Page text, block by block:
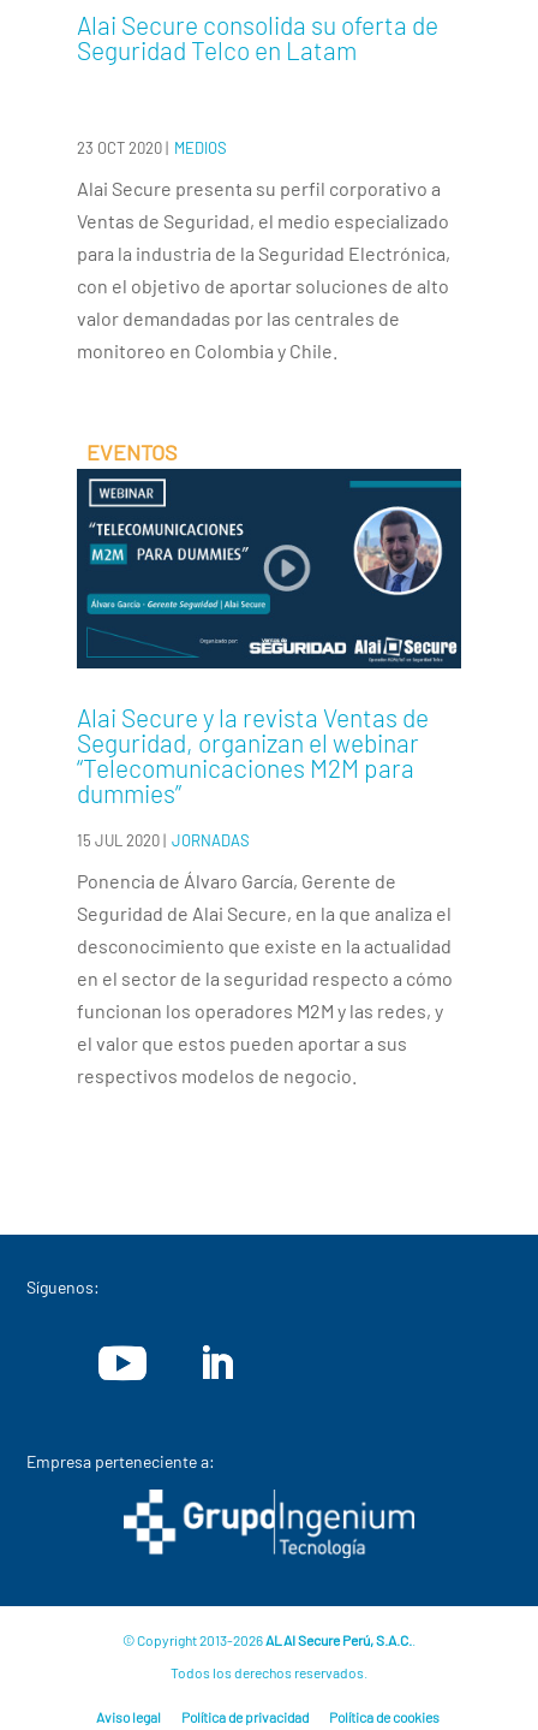
Alai Secure consolida su oferta de
Seguridad Telco en Latam
23 OCT 2020| MEDIOS
Alai Secure presenta su perfil corporativo a
Ventas de Seguridad, el medio especializado
para la industria de la Seguridad Electrónica,
con el objetivo de aportar soluciones de alto
valor demandadas por las centrales de
monitoreo en Colombia y Chile.
Alai Secure y la revista Ventas de
Seguridad, organizan el webinar
“Telecomunicaciones M2M para
dummies”
15 JUL 2020| JORNADAS
Ponencia de Álvaro García, Gerente de
Seguridad de Alai Secure, en la que analiza el
desconocimiento que existe en la actualidad
en el sector de la seguridad respecto a cómo
funcionan los operadores M2M y las redes, y
el valor que estos pueden aportar a sus
respectivos modelos de negocio.
Síguenos:
Empresa perteneciente a:
© Copyright 2013-2026ALAI Secure Perú, S.A.C.
Todos los derechos reservados.
Aviso legal Política de privacidad Política de cookies